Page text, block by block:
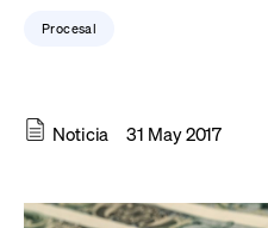
Procesal
Noticia 31 May 2017